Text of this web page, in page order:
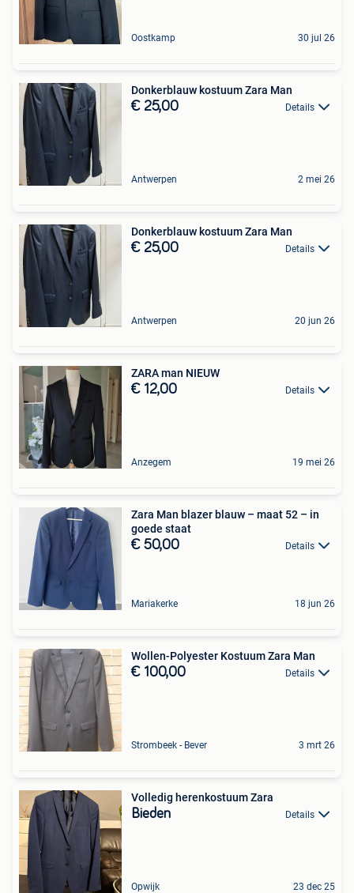
Oostkamp 30 jul 26
Donkerblauw kostuum Zara Man
€ 25,00 Details
Antwerpen 2 mei 26
Donkerblauw kostuum Zara Man
€ 25,00 Details
Antwerpen 20 jun 26
ZARA man NIEUW
€ 12,00 Details
Anzegem 19 mei 26
Zara Man blazer blauw – maat 52 – in
goede staat
€ 50,00 Details
Mariakerke 18 jun 26
Wollen-Polyester Kostuum Zara Man
€ 100,00 Details
Strombeek - Bever 3 mrt 26
Volledig herenkostuum Zara
Bieden Details
Opwijk 23 dec 25